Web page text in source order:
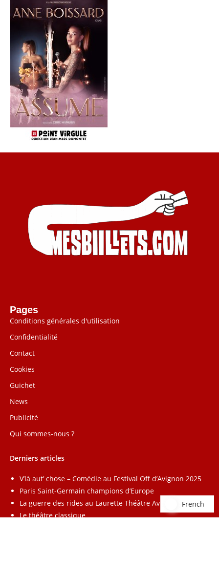
Pages
Conditions générales d'utilisation
Confidentialité
Contact
Cookies
Guichet
News
Publicité
Qui sommes-nous ?
Derniers articles
V’là aut’ chose – Comédie au Festival Off d’Avignon 2025
Paris Saint-Germain champions d’Europe
La guerre des rides au Laurette Théâtre Avignon
Le théâtre classique
French
French